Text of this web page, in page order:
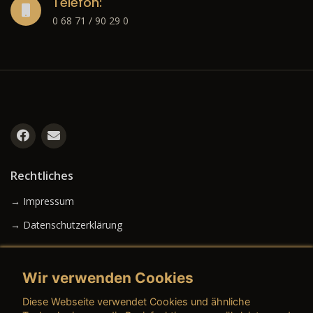
0 68 71 / 90 29 0
Rechtliches
→ Impressum
→ Datenschutzerklärung
Wir verwenden Cookies
Diese Webseite verwendet Cookies und ähnliche